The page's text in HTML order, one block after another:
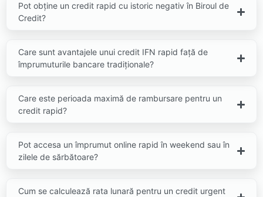
Pot obține un credit rapid cu istoric negativ în Biroul de
Credit?
Care sunt avantajele unui credit IFN rapid față de
împrumuturile bancare tradiționale?
Care este perioada maximă de rambursare pentru un
credit rapid?
Pot accesa un împrumut online rapid în weekend sau în
zilele de sărbătoare?
Cum se calculează rata lunară pentru un credit urgent